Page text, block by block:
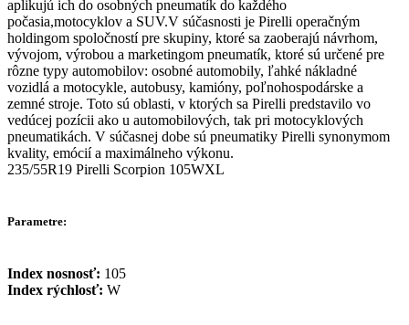
aplikujú ich do osobných pneumatík do každého
počasia,motocyklov a SUV.V súčasnosti je Pirelli operačným
holdingom spoločností pre skupiny, ktoré sa zaoberajú návrhom,
vývojom, výrobou a marketingom pneumatík, ktoré sú určené pre
rôzne typy automobilov: osobné automobily, ľahké nákladné
vozidlá a motocykle, autobusy, kamióny, poľnohospodárske a
zemné stroje. Toto sú oblasti, v ktorých sa Pirelli predstavilo vo
vedúcej pozícii ako u automobilových, tak pri motocyklových
pneumatikách. V súčasnej dobe sú pneumatiky Pirelli synonymom
kvality, emócií a maximálneho výkonu.
235/55R19 Pirelli Scorpion 105WXL
Parametre:
Index nosnosť: 105
Index rýchlosť: W